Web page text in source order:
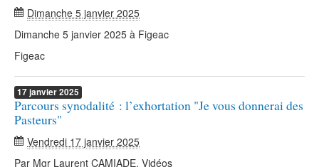
Dimanche 5 janvier 2025
Dimanche 5 janvier 2025 à Figeac
Figeac
17janvier2025
Parcours synodalité : l’exhortation "Je vous donnerai des
Pasteurs"
Vendredi 17 janvier 2025
Par Mgr Laurent CAMIADE. Vidéos